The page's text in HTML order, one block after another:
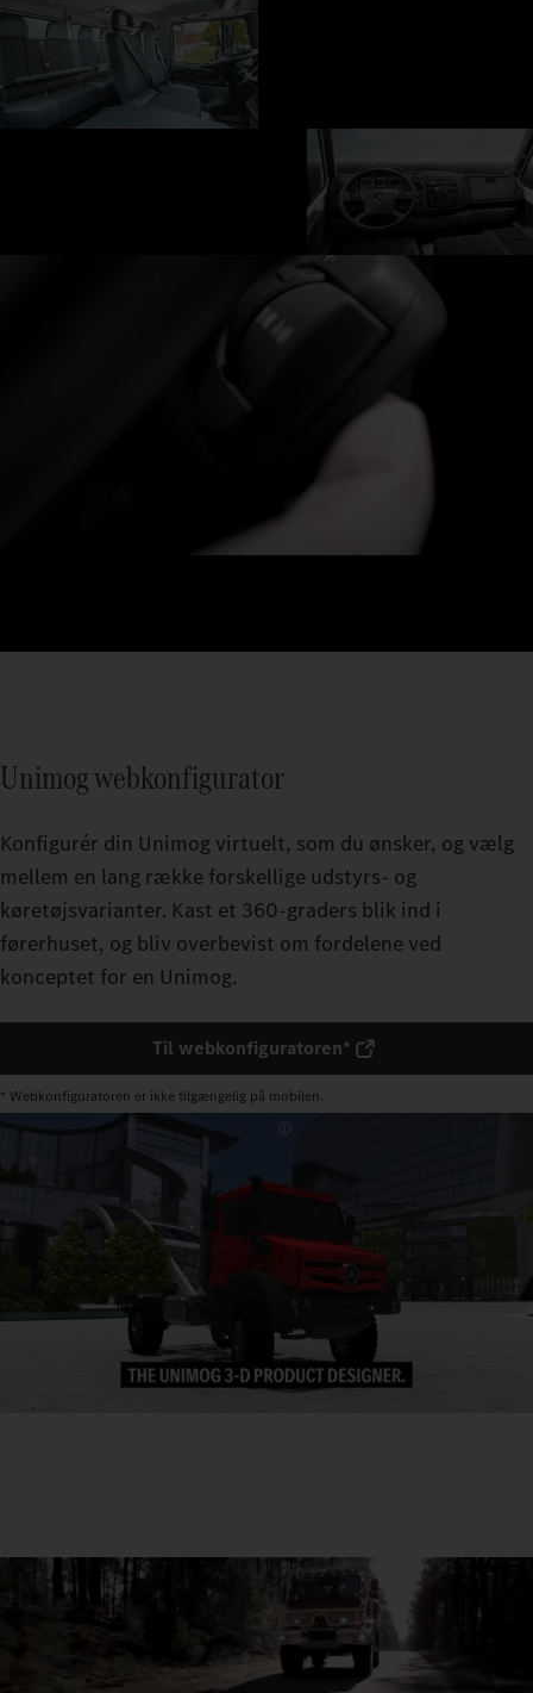
Unimog webkonfigurator
Konfigurér din Unimog virtuelt, som du ønsker, og vælg
mellem en lang række forskellige udstyrs- og
køretøjsvarianter. Kast et 360-graders blik ind i
førerhuset, og bliv overbevist om fordelene ved
konceptet for en Unimog.
Til webkonfiguratoren*
* Webkonfiguratoren er ikke tilgængelig på mobilen.